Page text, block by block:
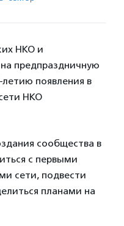
НКО и
предпраздничную
летию появления в
НКО
сообщества в
с первыми
сети, подвести
планами на